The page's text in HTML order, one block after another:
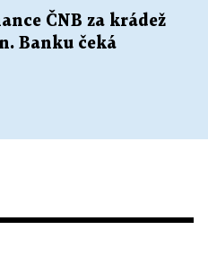
ČNB za krádež
Banku čeká